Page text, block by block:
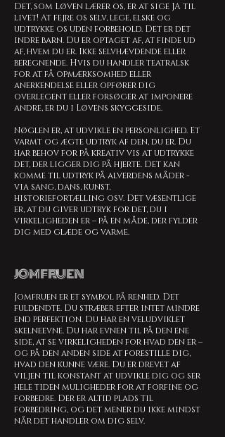
Det, som Løven lærer os, er at sige JA til
livet! At fejre os selv, lege, elske og
udtrykke os uden forbehold. Det er det
indre barn. Du er optaget af, at finde ud
af, hvem du er. Ikke selvhævdende eller
beregnende. Hvis du handler teatralsk
for at få opmærksomhed eller
anerkendelse eller opfører dig
overlegent eller forsøger at imponere
andre, er du i Løvens skyggeside.
Nøglen er, at udvikle en personlighed. Et
varmt og ægte udtryk af den, du er. Du
har behov for på kreativ vis at udtrykke
det, der ligger dig på hjerte. Det kan
komme til udtryk på alverdens måder -
via sang, dans, kunst,
historiefortælling osv. Det væsentlige
er, at du giver udtryk for det, du i
virkeligheden er – på en måde, der fylder
dig med glæde og varme.
JOMFRUEN
Jomfruen er et symbol på renhed. Det
fuldendte. Du stræber efter intet mindre
end perfektion. Du har en veludviklet
skelneevne. Du har evnen til på den ene
side, at se virkeligheden for hvad den er –
og på den anden side at forestille dig,
hvad den kunne være. Du er drevet af
viljen til konstant at udvikle dig og ser
hele tiden muligheder for at forfine og
forbedre. Der er altid plads til
forbedring, og det mener du ikke mindst
når det handler om dig selv.